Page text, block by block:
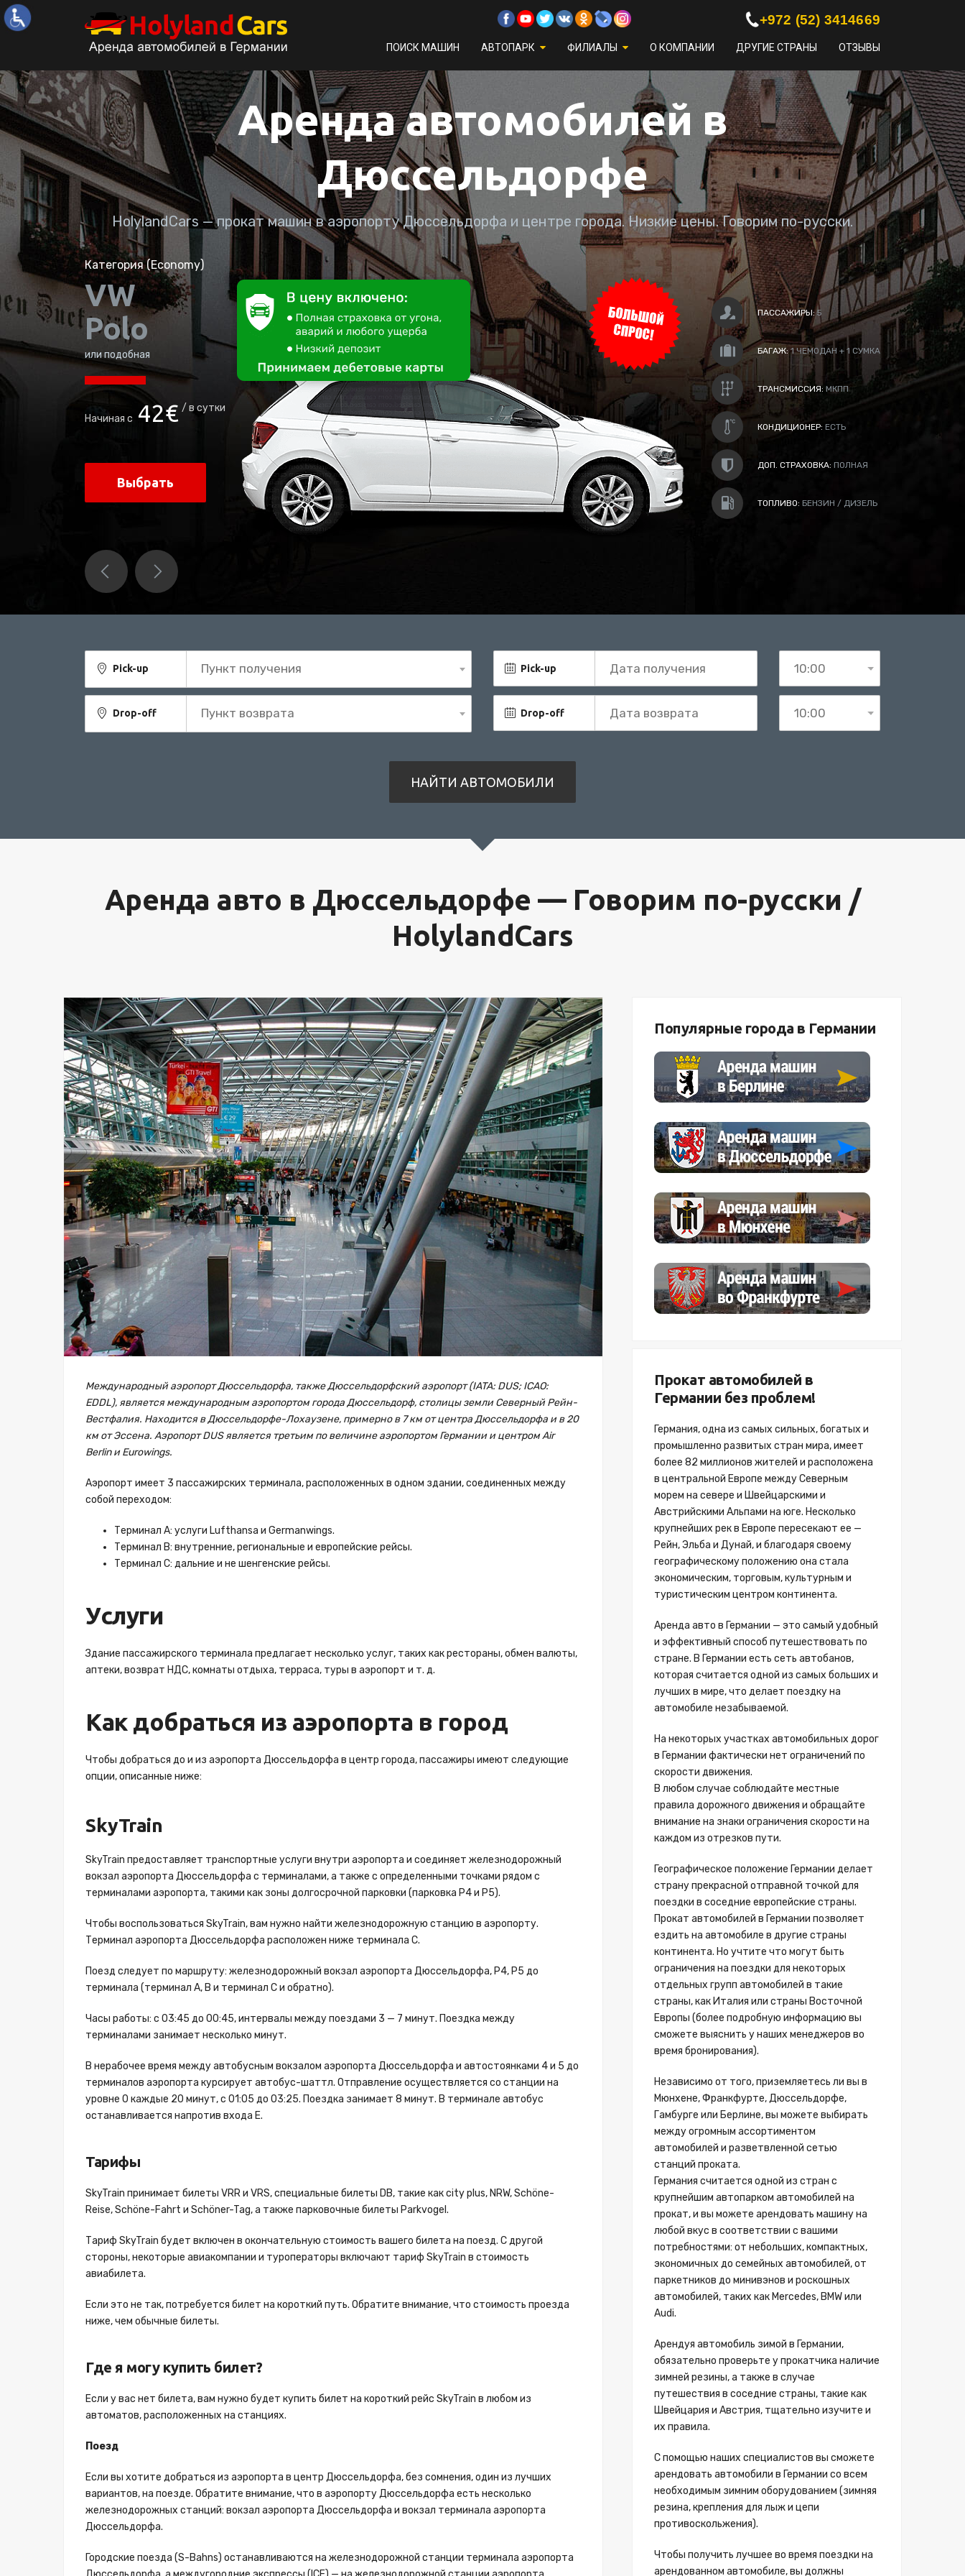
+972 (52) 3414669
ПОИСК МАШИН АВТОПАРК ФИЛИАЛЫ О КОМПАНИИ ДРУГИЕ СТРАНЫ ОТЗЫВЫ
Аренда автомобилей в
Дюссельдорфе
HolylandCars — прокат машин в аэропорту Дюссельдорфа и центре города. Низкие цены. Говорим по-русски.
Категория "Economy Electric"
Cupra
Born
Electric
или подобная
ПАССАЖИРЫ:5
1 ЧЕМОДАН + 1 СУМКА
ТРАНСМИССИЯ:
Pick-up Пункт получения Pick-up
Drop-off Пункт возврата Drop-off
Аренда авто в Дюссельдорфе — Говорим по-русски /
HolylandCars
Международный аэропорт Дюссельдорфа, также Дюссельдорфский аэропорт (IATA: DUS; ICAO:
EDDL), является международным аэропортом города Дюссельдорф, столицы земли Северный Рейн-
Вестфалия. Находится в Дюссельдорфе-Лохаузене, примерно в 7 км от центра Дюссельдорфа и в 20
км от Эссена. Аэропорт DUS является третьим по величине аэропортом Германии и центром Air
Berlin и Eurowings.
Аэропорт имеет 3 пассажирских терминала, расположенных в одном здании, соединенных между
собой переходом:
Терминал A: услуги Lufthansa и Germanwings.
Терминал B: внутренние, региональные и европейские рейсы.
Терминал C: дальние и не шенгенские рейсы.
Услуги
Здание пассажирского терминала предлагает несколько услуг, таких как рестораны, обмен валюты,
аптеки, возврат НДС, комнаты отдыха, терраса, туры в аэропорт и т. д.
Как добраться из аэропорта в город
Чтобы добраться до и из аэропорта Дюссельдорфа в центр города, пассажиры имеют следующие
опции, описанные ниже:
SkyTrain
SkyTrain предоставляет транспортные услуги внутри аэропорта и соединяет железнодорожный
вокзал аэропорта Дюссельдорфа с терминалами, а также с определенными точками рядом с
терминалами аэропорта, такими как зоны долгосрочной парковки (парковка P4 и P5).
Чтобы воспользоваться SkyTrain, вам нужно найти железнодорожную станцию ​​в аэропорту.
Терминал аэропорта Дюссельдорфа расположен ниже терминала C.
Поезд следует по маршруту: железнодорожный вокзал аэропорта Дюссельдорфа, P4, P5 до
терминала (терминал A, B и терминал C и обратно).
Часы работы: с 03:45 до 00:45, интервалы между поездами 3 — 7 минут. Поездка между
терминалами занимает несколько минут.
В нерабочее время между автобусным вокзалом аэропорта Дюссельдорфа и автостоянками 4 и 5 до
терминалов аэропорта курсирует автобус-шаттл. Отправление осуществляется со станции на
уровне 0 каждые 20 минут, с 01:05 до 03:25. Поездка занимает 8 минут. В терминале автобус
останавливается напротив входа E.
Тарифы
SkyTrain принимает билеты VRR и VRS, специальные билеты DB, такие как city plus, NRW, Schöne-
Reise, Schöne-Fahrt и Schöner-Tag, а также парковочные билеты Parkvogel.
Тариф SkyTrain будет включен в окончательную стоимость вашего билета на поезд. С другой
стороны, некоторые авиакомпании и туроператоры включают тариф SkyTrain в стоимость
авиабилета.
Если это не так, потребуется билет на короткий путь. Обратите внимание, что стоимость проезда
ниже, чем обычные билеты.
Где я могу купить билет?
Если у вас нет билета, вам нужно будет купить билет на короткий рейс SkyTrain в любом из
автоматов, расположенных на станциях.
Поезд
Если вы хотите добраться из аэропорта в центр Дюссельдорфа, без сомнения, один из лучших
вариантов, на поезде. Обратите внимание, что в аэропорту Дюссельдорфа есть несколько
железнодорожных станций: вокзал аэропорта Дюссельдорфа и вокзал терминала аэропорта
Дюссельдорфа.
Городские поезда (S-Bahns) останавливаются на железнодорожной станции терминала аэропорта
Популярные города в Германии
Прокат автомобилей в
Германии без проблем!
Германия, одна из самых сильных, богатых и
промышленно развитых стран мира, имеет
более 82 миллионов жителей и расположена
в центральной Европе между Северным
морем на севере и Швейцарскими и
Австрийскими Альпами на юге. Несколько
крупнейших рек в Европе пересекают ее —
Рейн, Эльба и Дунай, и благодаря своему
географическому положению она стала
экономическим, торговым, культурным и
туристическим центром континента.
Аренда авто в Германии — это самый удобный
и эффективный способ путешествовать по
стране. В Германии есть сеть автобанов,
которая считается одной из самых больших и
лучших в мире, что делает поездку на
автомобиле незабываемой.
На некоторых участках автомобильных дорог
в Германии фактически нет ограничений по
скорости движения.
В любом случае соблюдайте местные
правила дорожного движения и обращайте
внимание на знаки ограничения скорости на
каждом из отрезков пути.
Географическое положение Германии делает
страну прекрасной отправной точкой для
поездки в соседние европейские страны.
Прокат автомобилей в Германии позволяет
ездить на автомобиле в другие страны
континента. Но учтите что могут быть
ограничения на поездки для некоторых
отдельных групп автомобилей в такие
страны, как Италия или страны Восточной
Европы (более подробную информацию вы
сможете выяснить у наших менеджеров во
время бронирования).
Независимо от того, приземляетесь ли вы в
Мюнхене, Франкфурте, Дюссельдорфе,
Гамбурге или Берлине, вы можете выбирать
между огромным ассортиментом
автомобилей и разветвленной сетью
станций проката.
Германия считается одной из стран с
крупнейшим автопарком автомобилей на
прокат, и вы можете арендовать машину на
любой вкус в соответствии с вашими
потребностями: от небольших, компактных,
экономичных до семейных автомобилей, от
паркетников до минивэнов и роскошных
автомобилей, таких как Mercedes, BMW или
Audi.
Арендуя автомобиль зимой в Германии,
обязательно проверьте у прокатчика наличие
зимней резины, а также в случае
путешествия в соседние страны, такие как
Швейцария и Австрия, тщательно изучите и
их правила.
С помощью наших специалистов вы сможете
арендовать автомобили в Германии со всем
необходимым зимним оборудованием (зимняя
резина, крепления для лыж и цепи
противоскольжения).
Чтобы получить лучшее во время поездки на
арендованном автомобиле, вы должны